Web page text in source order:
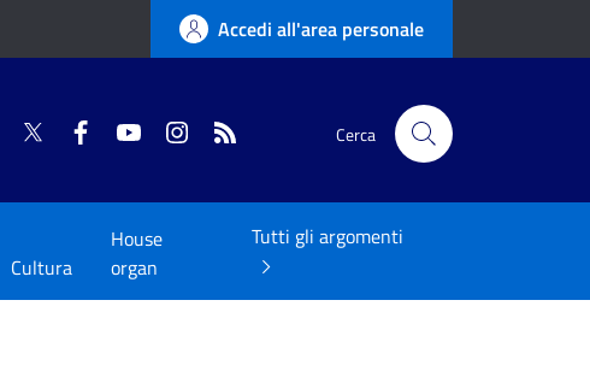
Accedi all'area personale
Twitter FacebookYouTubeInstagram Cerca
Cultura
House
organ
Tutti gli argomenti